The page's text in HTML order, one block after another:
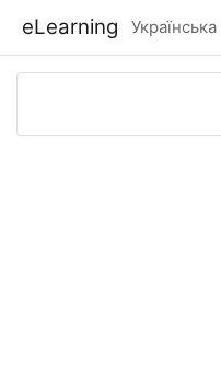
eLearning